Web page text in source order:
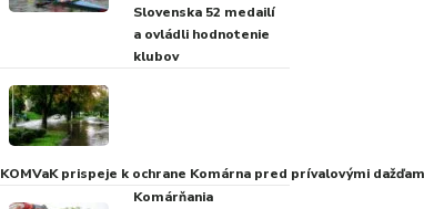
Slovenska 52 medailí
a ovládli hodnotenie
klubov
KOMVaK prispeje k ochrane Komárna pred prívalovými
Komárňania